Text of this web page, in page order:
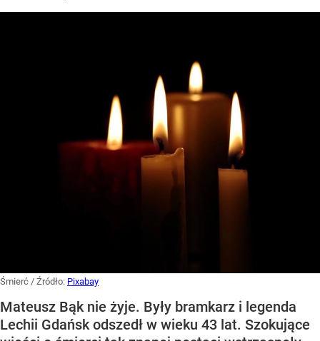
Śmierć / Źródło: Pixabay
Mateusz Bąk nie żyje. Były bramkarz i legenda
Lechii Gdańsk odszedł w wieku 43 lat. Szokujące